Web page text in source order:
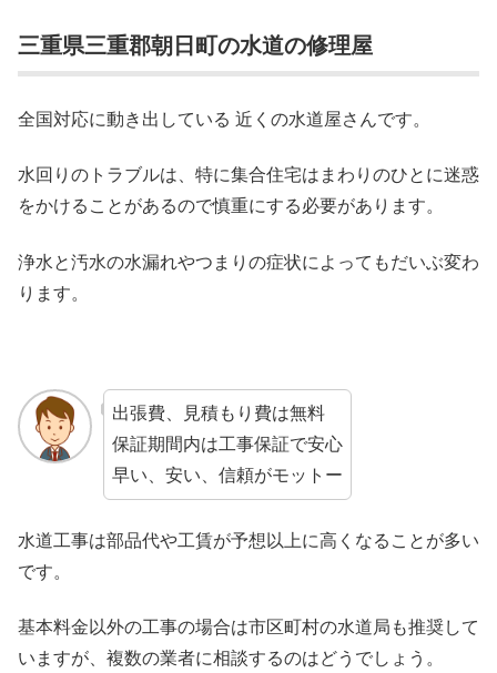
三重県三重郡朝日町の水道の修理屋
全国対応に動き出している 近くの水道屋さんです。
水回りのトラブルは、特に集合住宅はまわりのひとに迷惑
をかけることがあるので慎重にする必要があります。
浄水と汚水の水漏れやつまりの症状によってもだいぶ変わ
ります。
出張費、見積もり費は無料
保証期間内は工事保証で安心
早い、安い、信頼がモットー
水道工事は部品代や工賃が予想以上に高くなることが多い
です。
基本料金以外の工事の場合は市区町村の水道局も推奨して
いますが、複数の業者に相談するのはどうでしょう。